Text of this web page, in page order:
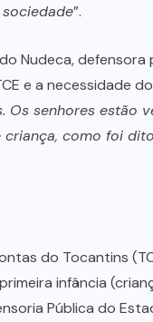
”.
Nudeca, defensora
e a necessidade
Os senhores estão
criança, como foi
do Tocantins
infância
Pública do